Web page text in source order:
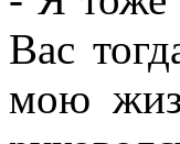
Вас
мою